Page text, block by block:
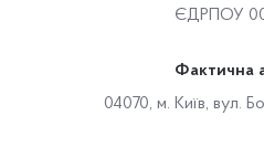
ЄДРПОУ
Фактична
04070, м. Київ, вул.